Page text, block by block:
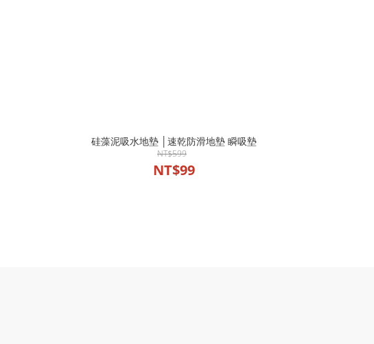
硅藻泥吸水地墊 │速乾防滑地墊 瞬吸墊
NT$599
NT$99